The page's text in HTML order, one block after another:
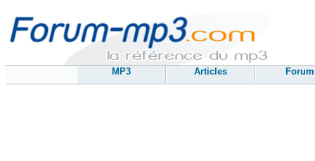
MP3 Articles Forum